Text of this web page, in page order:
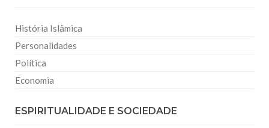
História Islâmica
Personalidades
Política
Economia
ESPIRITUALIDADE E SOCIEDADE